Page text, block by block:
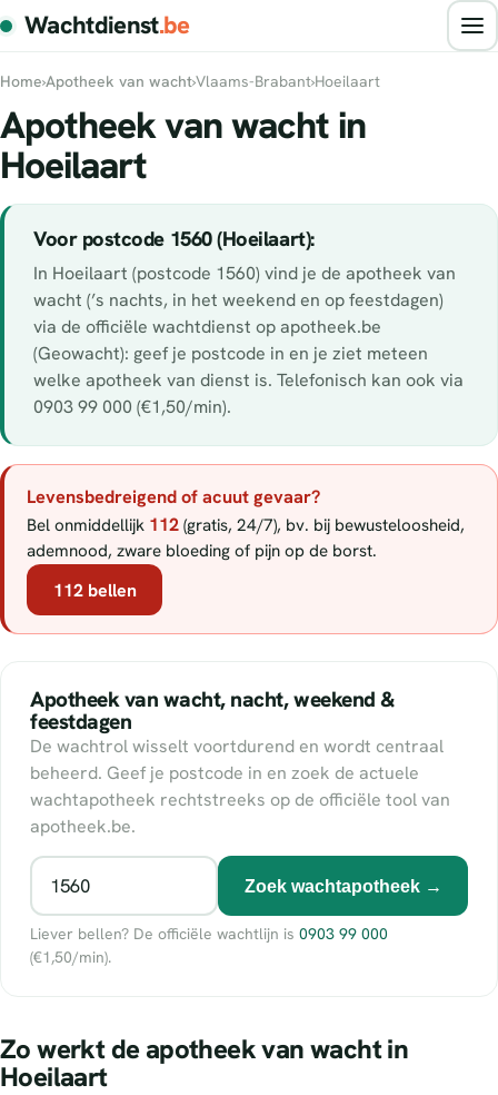
Wachtdienst.be
Home›Apotheek van wacht›Vlaams-Brabant›Hoeilaart
Apotheek van wacht in
Hoeilaart
Voor postcode 1560 (Hoeilaart):
In Hoeilaart (postcode 1560) vind je de apotheek van
wacht (’s nachts, in het weekend en op feestdagen)
via de officiële wachtdienst op apotheek.be
(Geowacht): geef je postcode in en je ziet meteen
welke apotheek van dienst is. Telefonisch kan ook via
0903 99 000 (€1,50/min).
Levensbedreigend of acuut gevaar?
Bel onmiddellijk 112 (gratis, 24/7), bv. bij bewusteloosheid,
ademnood, zware bloeding of pijn op de borst.
112 bellen
Apotheek van wacht, nacht, weekend &
feestdagen
De wachtrol wisselt voortdurend en wordt centraal
beheerd. Geef je postcode in en zoek de actuele
wachtapotheek rechtstreeks op de officiële tool van
apotheek.be.
Zoek wachtapotheek →
Liever bellen? De officiële wachtlijn is 0903 99 000
(€1,50/min).
Zo werkt de apotheek van wacht in
Hoeilaart